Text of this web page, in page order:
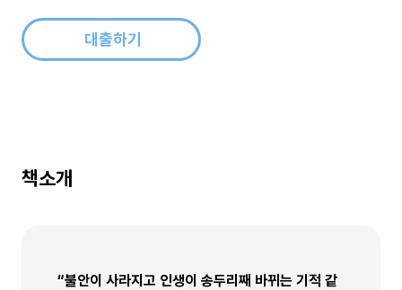
대출하기
책소개
“불안이 사라지고 인생이 송두리째 바뀌는 기적 같